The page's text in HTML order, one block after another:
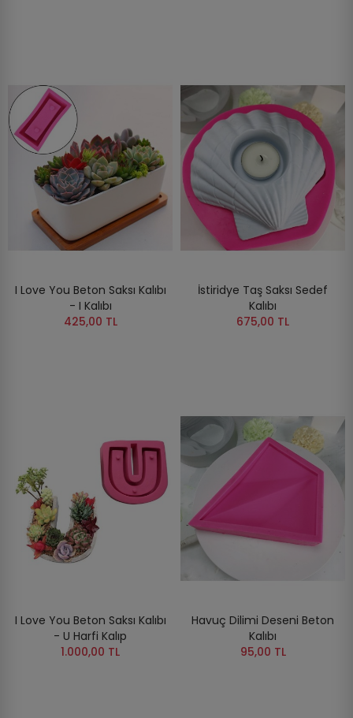
I Love You Beton Saksı Kalıbı
- I Kalıbı
425,00 TL
İstiridye Taş Saksı Sedef
Kalıbı
675,00 TL
I Love You Beton Saksı Kalıbı
- U Harfi Kalıp
1.000,00 TL
Havuç Dilimi Deseni Beton
Kalıbı
95,00 TL